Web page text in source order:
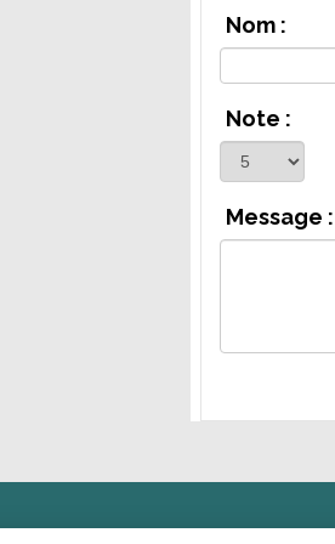
Nom :
Note :
Message :